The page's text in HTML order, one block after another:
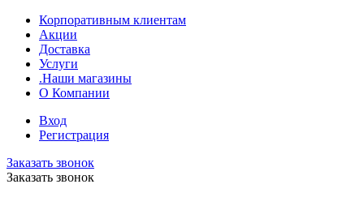
Корпоративным клиентам
Акции
Доставка
Услуги
.Наши магазины
О Компании
Вход
Регистрация
Заказать звонок
Заказать звонок